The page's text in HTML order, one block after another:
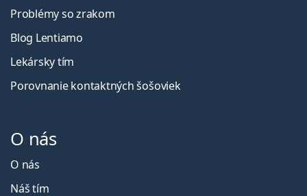
Problémy so zrakom
Blog Lentiamo
Lekársky tím
Porovnanie kontaktných šošoviek
O nás
O nás
Náš tím